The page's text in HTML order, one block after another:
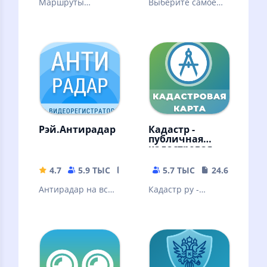
транспорта.
Метро. Пробки.
Камеры. Онлайн и
офлайн
Рэй.Антирадар
4.7 5.9 ТЫС
43.3 MB
Антирадар на все
поездок на авто
без штрафов
Кадастр -
публичная
кадастровая
5.7 ТЫС
24.65 MB
Кадастр ру -
России.
Информация из
Росреестр (ЕГРН)